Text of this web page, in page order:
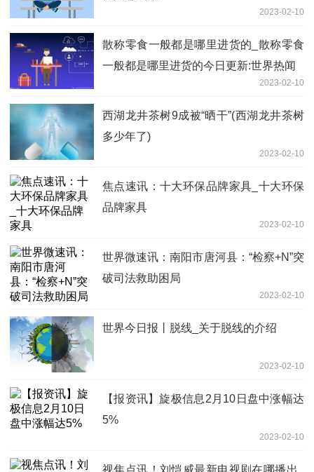
2023-02-10
散称零食一般都是哪里进货的_散称零食
一般都是哪里进货的今日更新:世界热闻
2023-02-10
西湖龙井茶树9成被“晒干”(西湖龙井茶树
多少年了)
2023-02-10
焦点速讯：十大环保品牌家具_十大环保
品牌家具
2023-02-10
世界微速讯：南阳市唐河县：“检察+N”突
破司法救助困局
2023-02-10
世界今日报丨脱线_关于脱线的介绍
2023-02-10
【报资讯】旋极信息2月10日盘中涨幅达
5%
2023-02-10
视焦点讯！刘恺威最新电视剧在哪播出_